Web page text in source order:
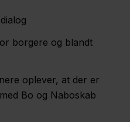
borgere og blandt
oplever, at der er
Bo og Naboskab